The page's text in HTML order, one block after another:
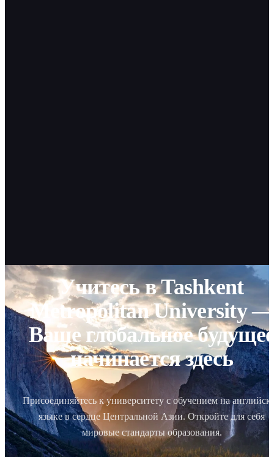
Учитесь в Tashkent
Metropolitan University —
Ваше глобальное
начинается здесь
Присоединяйтесь к университету с обучением на
языке в сердце Центральной Азии. Откройте для себя
мировые стандарты образования.